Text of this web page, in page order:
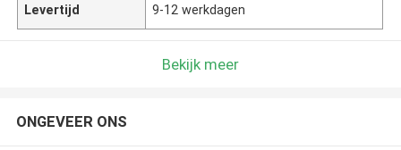
Levertijd 9-12 werkdagen
Bekijk meer
ONGEVEER ONS